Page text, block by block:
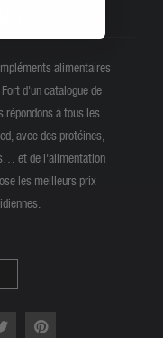
alimentaires
d'un catalogue de
répondons à tous les
avec des protéines,
et de l'alimentation
les meilleurs prix